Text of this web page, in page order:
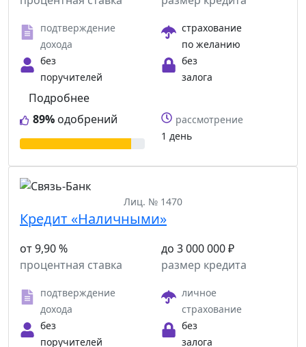
подтверждение
дохода
страхование
по желанию
без
поручителей
без
залога
89% одобрений
Подробнее
рассмотрение
1 день
Лиц. № 1470
Кредит «Наличными»
от 9,90 %
процентная ставка
до 3 000 000 ₽
размер кредита
подтверждение
дохода
личное
страхование
без
поручителей
без
залога